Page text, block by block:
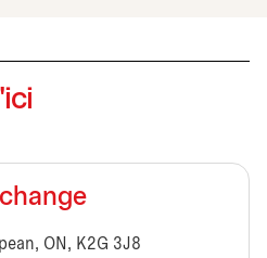
ON, K2G 3J8